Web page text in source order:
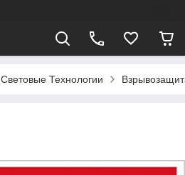
Световые Технологии